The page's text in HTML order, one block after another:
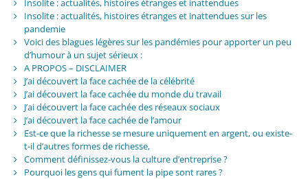
Insolite : actualités, histoires étranges et inattendues
Insolite : actualités, histoires étranges et inattendues sur les
pandemie
Voici des blagues légères sur les pandémies pour apporter un peu
d’humour à un sujet sérieux :
A PROPOS – DISCLAIMER
J’ai découvert la face cachée de la célébrité
J’ai découvert la face cachée du monde du travail
J’ai découvert la face cachée des réseaux sociaux
J’ai découvert la face cachée de l’amour
Est-ce que la richesse se mesure uniquement en argent, ou existe-
t-il d’autres formes de richesse,
Comment définissez-vous la culture d’entreprise ?
Pourquoi les gens qui fument la pipe sont rares ?